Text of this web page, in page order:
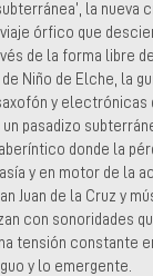
la nueva
órfico que
de la forma libre
Niño de Elche, la
y electrónicas
pasadizo
donde la
y en motor de la
Juan de la Cruz y
con sonoridades
tensión constante
y lo emergente.